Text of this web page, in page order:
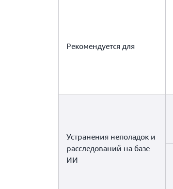
Рекомендуется для
Устранения неполадок и
расследований на базе
ИИ